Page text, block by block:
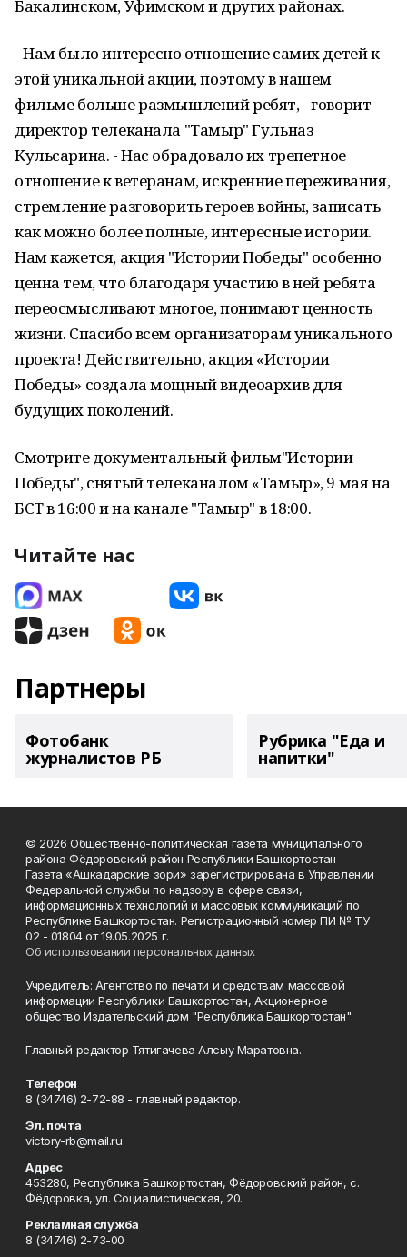
Бакалинском, Уфимском и других районах.
- Нам было интересно отношение самих детей к
этой уникальной акции, поэтому в нашем
фильме больше размышлений ребят, - говорит
директор телеканала "Тамыр" Гульназ
Кульсарина. - Нас обрадовало их трепетное
отношение к ветеранам, искренние переживания,
стремление разговорить героев войны, записать
как можно более полные, интересные истории.
Нам кажется, акция "Истории Победы" особенно
ценна тем, что благодаря участию в ней ребята
переосмысливают многое, понимают ценность
жизни. Спасибо всем организаторам уникального
проекта! Действительно, акция «Истории
Победы» создала мощный видеоархив для
будущих поколений.
Смотрите документальный фильм"Истории
Победы", снятый телеканалом «Тамыр», 9 мая на
БСТ в 16:00 и на канале "Тамыр" в 18:00.
Читайте нас
Партнеры
Фотобанк
журналистов РБ
Рубрика "Еда и
напитки"
© 2026 Общественно-политическая газета муниципального
района Фёдоровский район Республики Башкортостан
Газета «Ашкадарские зори» зарегистрирована в Управлении
Федеральной службы по надзору в сфере связи,
информационных технологий и массовых коммуникаций по
Республике Башкортостан. Регистрационный номер ПИ № ТУ
02 - 01804 от 19.05.2025 г.
Об использовании персональных данных
Учредитель: Агентство по печати и средствам массовой
информации Республики Башкортостан, Акционерное
общество Издательский дом "Республика Башкортостан"
Главный редактор Тятигачева Алсыу Маратовна.
Телефон
8 (34746) 2-72-88 - главный редактор.
Эл. почта
victory-rb@mail.ru
Адрес
453280, Республика Башкортостан, Фёдоровский район, с.
Фёдоровка, ул. Социалистическая, 20.
Рекламная служба
8 (34746) 2-73-00